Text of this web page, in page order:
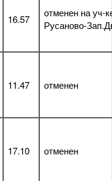
16.57
отменен на уч-
Русаново-
11.47 отменен
17.10 отменен